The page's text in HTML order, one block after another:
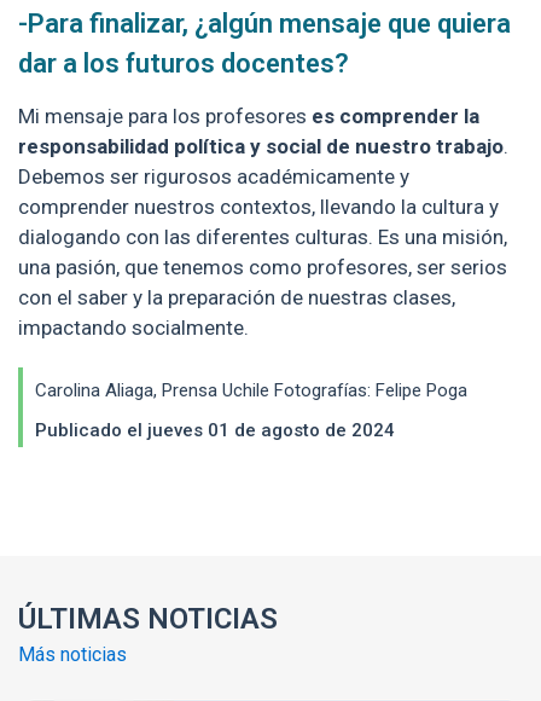
-Para finalizar, ¿algún mensaje que quiera
dar a los futuros docentes?
Mi mensaje para los profesores es comprender la
responsabilidad política y social de nuestro trabajo.
Debemos ser rigurosos académicamente y
comprender nuestros contextos, llevando la cultura y
dialogando con las diferentes culturas. Es una misión,
una pasión, que tenemos como profesores, ser serios
con el saber y la preparación de nuestras clases,
impactando socialmente.
Carolina Aliaga, Prensa Uchile Fotografías: Felipe Poga
Publicado el jueves 01 de agosto de 2024
ÚLTIMAS NOTICIAS
Más noticias